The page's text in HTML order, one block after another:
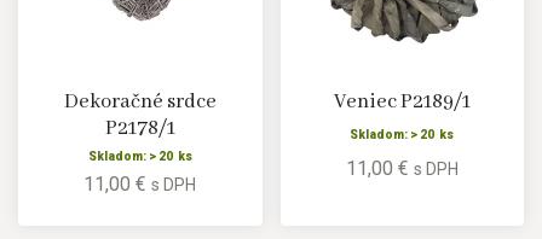
Dekoračné srdce
P2178/1
Skladom: > 20 ks
11,00 €s DPH
Veniec P2189/1
Skladom: > 20 ks
11,00 € s DPH